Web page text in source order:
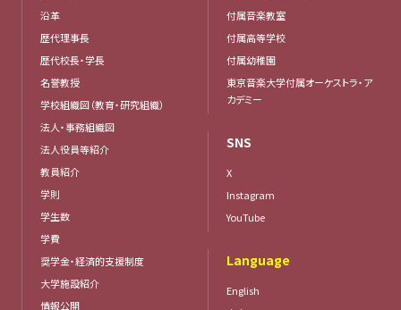
沿革
歴代理事長
歴代校長・学長
名誉教授
学校組織図（教育・研究組織）
法人・事務組織図
法人役員等紹介
教員紹介
学則
学生数
学費
奨学金・経済的支援制度
大学施設紹介
情報公開
付属音楽教室
付属高等学校
付属幼稚園
東京音楽大学付属オーケストラ・ア
カデミー
SNS
X
Instagram
YouTube
Language
English